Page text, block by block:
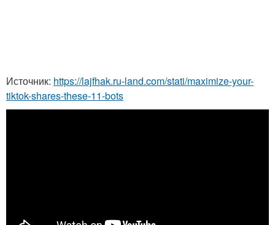
Источник: https://lajfhak.ru-land.com/stati/maximize-your-
tiktok-shares-these-11-bots